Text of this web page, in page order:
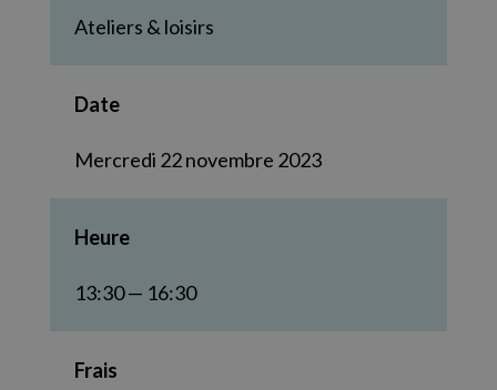
Ateliers & loisirs
Date
Mercredi 22 novembre 2023
Heure
13:30 — 16:30
Frais